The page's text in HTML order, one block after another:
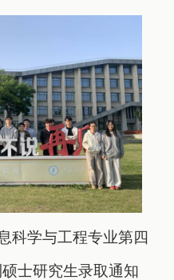
科学与工程专业第四
士研究生录取通知